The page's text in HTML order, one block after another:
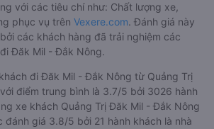
với các tiêu chí như: Chất lượng xe,
phục vụ trên Vexere.com. Đánh giá này
các khách hàng đã trải nghiệm các
Đăk Mil - Đắk Nông.
đi Đăk Mil - Đắk Nông từ Quảng Trị
điểm trung bình là 3.7/5 bởi 3026 hành
xe khách Quảng Trị Đăk Mil - Đắk Nông
giá 3.8/5 bởi 21 hành khách là nhà